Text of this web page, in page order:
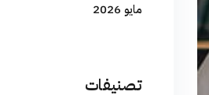
مايو 2026
تصنيفات